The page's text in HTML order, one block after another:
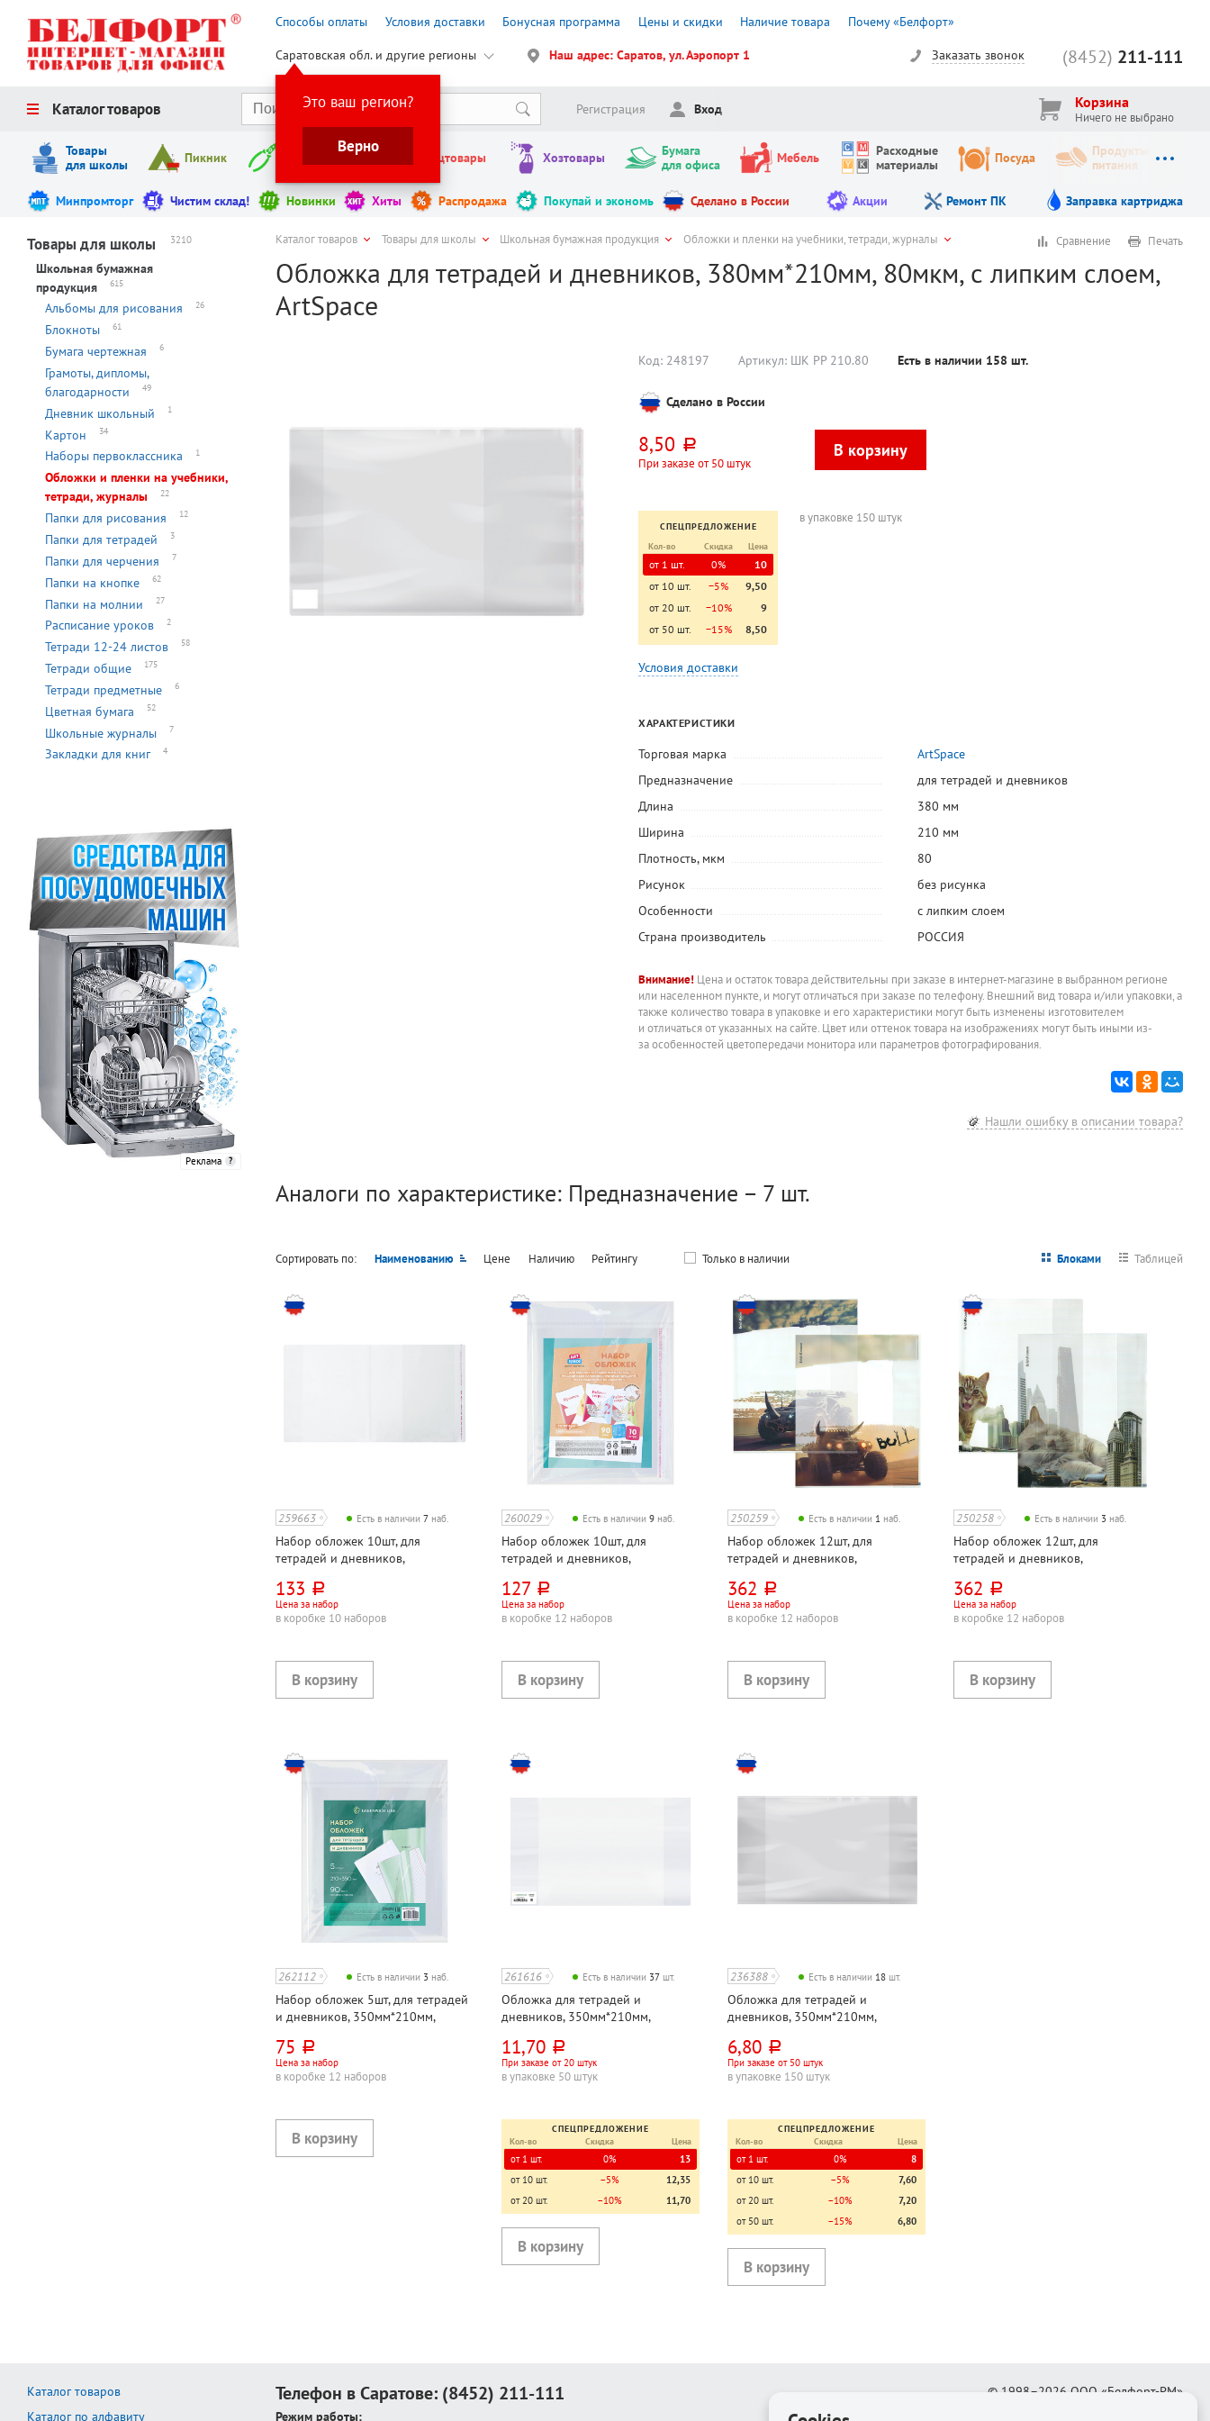
Способы оплаты Условия доставки Бонусная программа Цены и скидки Наличие товара Почему «Белфорт»
Саратовская обл. и другие регионы
Это ваш регион?
Верно
Наш адрес: Саратов, ул. Аэропорт 1 (8452) 211-111
Заказать звонок
Каталог товаров Регистрация Вход Корзина
Ничего не выбрано
Товары
для школы
Пикник Инструменты Канцтовары Хозтовары
Бумага
для офиса
Мебель
Расходные
материалы
Посуда
Продукты
питания
Минпромторг Чистим склад! Новинки Хиты Распродажа Покупай и экономь Сделано в России Акции Ремонт ПК Заправка картриджа
Товары для школы 3210
Школьная бумажная
продукция
615
Альбомы для рисования 26
Блокноты 61
Бумага чертежная 6
Грамоты, дипломы,
благодарности
49
Дневник школьный 1
Картон 34
Наборы первоклассника 1
Обложки и пленки на учебники,
тетради, журналы
22
Папки для рисования 12
Папки для тетрадей 3
Папки для черчения 7
Папки на кнопке 62
Папки на молнии 27
Расписание уроков 2
Тетради 12-24 листов 58
Тетради общие 175
Тетради предметные 6
Цветная бумага 52
Школьные журналы 7
Закладки для книг 4
Реклама
Каталог товаров Товары для школы Школьная бумажная продукция Обложки и пленки на учебники, тетради, журналы
Обложка для тетрадей и дневников, 380мм*210мм, 80мкм, с липким слоем,
ArtSpace
Сравнение Печать
Код: 248197 Артикул: ШК PP 210.80 Есть в наличии 158 шт.
Сделано в России
8,50 руб.
При заказе от 50 штук
СПЕЦПРЕДЛОЖЕНИЕ
Кол-во
Скидка Цена
от 1 шт. 0%
10
от 10 шт.
−5%
9,50
от 20 шт.
−10%
9
от 50 шт.
−15% 8,50
в упаковке 150 штук
Условия доставки
ХАРАКТЕРИСТИКИ
Торговая марка
ArtSpace
Предназначение
для тетрадей и дневников
Длина
380 мм
Ширина
210 мм
Плотность, мкм
80
Рисунок
без рисунка
Особенности
с липким слоем
Страна производитель
РОССИЯ
Внимание! Цена и остаток товара действительны при заказе в интернет-магазине в выбранном регионе
или населенном пункте, и могут отличаться при заказе по телефону. Внешний вид товара и/или упаковки, а
также количество товара в упаковке и его характеристики могут быть изменены изготовителем
и отличаться от указанных на сайте. Цвет или оттенок товара на изображениях могут быть иными из-
за особенностей цветопередачи монитора или параметров фотографирования.
Нашли ошибку в описании товара?
Аналоги по характеристике: Предназначение – 7 шт.
Сортировать по: Наименованию Цене Наличию Рейтингу Только в наличии Блоками Таблицей
259663 Есть в наличии7 наб.
Набор обложек 10шт, для
тетрадей и дневников,
с липким слоем, Пифагор,
прозрачный
133 руб.
Цена за набор
в коробке 10 наборов
260029 Есть в наличии9 наб.
Набор обложек 10шт, для
тетрадей и дневников,
с липким слоем, ArtSpace
127 руб.
Цена за набор
в коробке 12 наборов
250259 Есть в наличии 1 наб.
Набор обложек 12шт, для
тетрадей и дневников,
рисунком, Erich Krause,
"Дорожный зверь (Road Beast)"
362 руб.
Цена за набор
в коробке 12 наборов
250258 Есть в наличии 3 наб.
Набор обложек 12шт, для
тетрадей и дневников,
рисунком, Erich Krause, "Коты
большого города (Big City Cats)"
362 руб.
Цена за набор
в коробке 12 наборов
262112 Есть в наличии 3 наб.
Набор обложек 5шт, для тетрадей
и дневников, 350мм*210мм,
Line
75 руб.
Цена за набор
в коробке 12 наборов
261616 Есть в наличии 37 шт.
Обложка для тетрадей и
дневников, 350мм*210мм,
Line
11,70 руб.
При заказе от 20 штук
в упаковке 50 штук
СПЕЦПРЕДЛОЖЕНИЕ
Кол-во
Скидка Цена
от 1 шт. 0%
13
от 10 шт.
−5%
12,35
от 20 шт.
−10% 11,70
236388 Есть в наличии 18 шт.
Обложка для тетрадей и
дневников, 350мм*210мм,
6,80 руб.
При заказе от 50 штук
в упаковке 150 штук
СПЕЦПРЕДЛОЖЕНИЕ
Кол-во
Скидка Цена
от 1 шт. 0%
8
от 10 шт.
−5%
7,60
от 20 шт.
−10%
7,20
от 50 шт.
−15% 6,80
Каталог товаров
Каталог по алфавиту
Телефон в Саратове: (8452) 211-111
Режим работы:
© 1998–2026 ООО «Белфорт-РМ»